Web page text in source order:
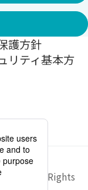
護方針
リティ基本方
All Rights